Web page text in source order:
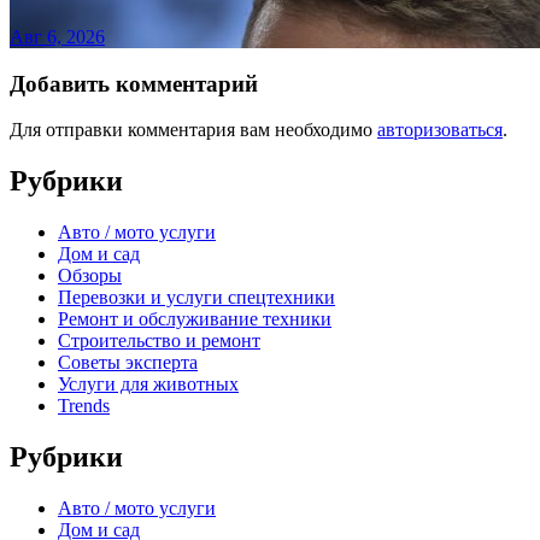
Авг 6, 2026
Добавить комментарий
Для отправки комментария вам необходимо авторизоваться.
Рубрики
Авто / мото услуги
Дом и сад
Обзоры
Перевозки и услуги спецтехники
Ремонт и обслуживание техники
Строительство и ремонт
Советы эксперта
Услуги для животных
Trends
Рубрики
Авто / мото услуги
Дом и сад